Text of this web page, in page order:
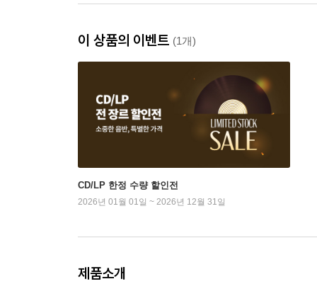
이 상품의 이벤트 (1개)
CD/LP 한정 수량 할인전
2026년 01월 01일 ~ 2026년 12월 31일
제품소개